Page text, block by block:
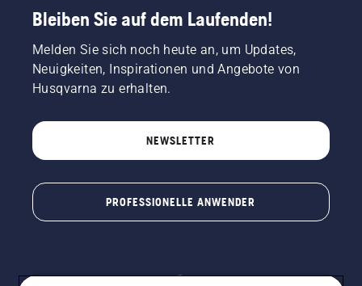
Bleiben Sie auf dem Laufenden!
Melden Sie sich noch heute an, um Updates,
Neuigkeiten, Inspirationen und Angebote von
Husqvarna zu erhalten.
NEWSLETTER
PROFESSIONELLE ANWENDER